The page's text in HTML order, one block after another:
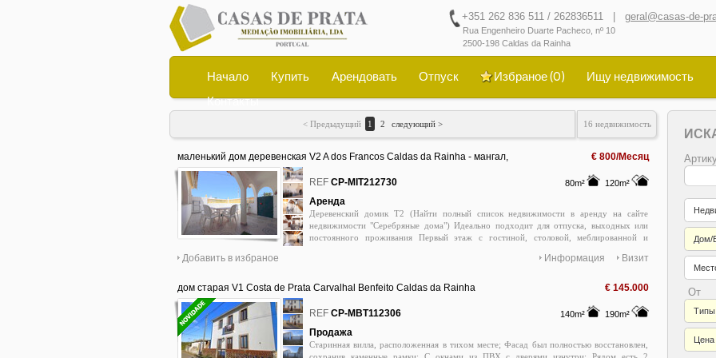
+351 262 836 511 / 262836511 | geral@casas-de-
Rua Engenheiro Duarte Pacheco, nº 10
2500-198 Caldas da Rainha
Начало Купить Арендовать Отпуск Избраное (0) Ищу недвижимость
Контакты
Дом/
От
Типы
Цена
< Предыдущий 1 2 следующий > 16 недвижимость
маленький дом деревенская V2 A dos Francos Caldas da Rainha - мангал,
оборудованная, терраса, меблированная, голландская печь, кондиционер
€ 800/Месяц
0
REF CP-MIT212730 80m² 120m²
Аренда
Деревенский домик T2 (Найти полный список недвижимости в аренду на сайте
недвижимости "Серебряные дома") Идеально подходит для отпуска, выходных или
постоянного проживания Первый этаж с гостиной, столовой, меблированной и
машиной; Первый этаж с 2 спальнями с шкафом, 1 туалетом с душем; Частная терраса
энергоэффективности устарел) Эффективные окна; Арендуется меблированный и
Интернет по оптическому волокну доступен для установки; ДОСТАВКА С 1 НОЯБРЯ
рядом со школами кафе рестораны, супермаркеты и пляжи Фош-ду-Арелью, залив Сан-
Мартиньо-ду-Порту, Назаре; Обидус, Пенише, Прая дЭль Рей и Назаре; В 1 час от
Добавить в избраное Визит
Информация
дом старая V1 Costa de Prata Carvalhal Benfeito Caldas da Rainha € 145.000
0
REF CP-MBT112306 140m² 190m²
Продажа
Старинная вилла, расположенная в тихом месте; Фасад был полностью восстановлен,